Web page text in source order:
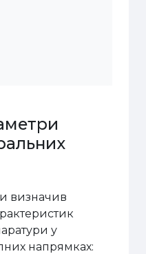
визначив
у
напрямках: